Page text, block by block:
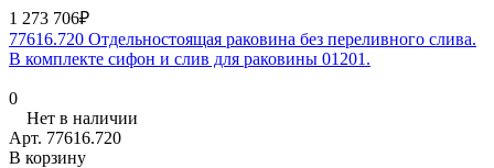
1 273 706₽
77616.720 Отдельностоящая раковина без переливного слива.
В комплекте сифон и слив для раковины 01201.
0
Нет в наличии
Арт. 77616.720
В корзину